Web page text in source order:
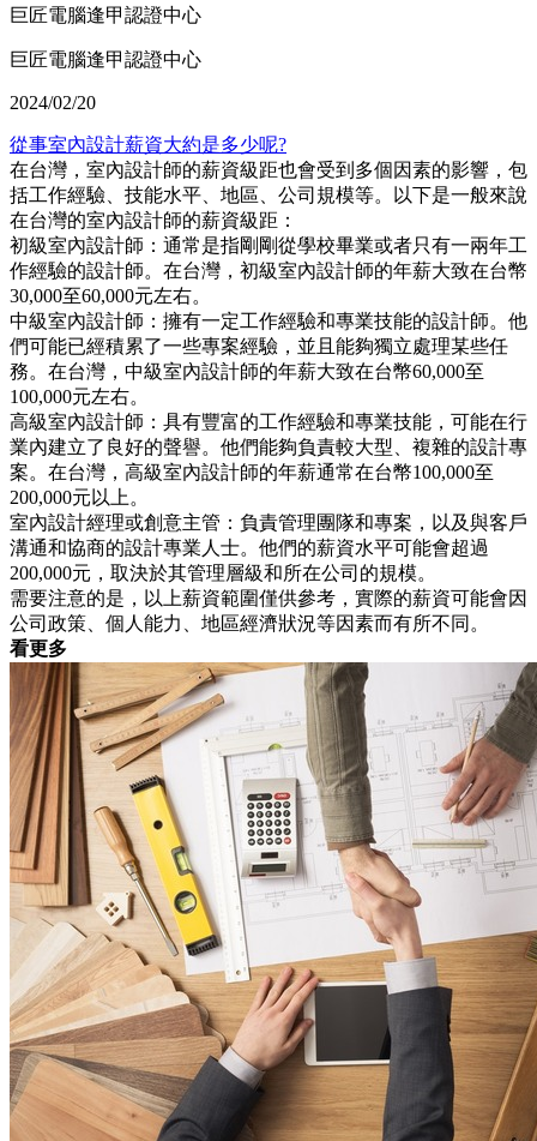
巨匠電腦逢甲認證中心
巨匠電腦逢甲認證中心
2024/02/20
從事室內設計薪資大約是多少呢?
在台灣，室內設計師的薪資級距也會受到多個因素的影響，包
括工作經驗、技能水平、地區、公司規模等。以下是一般來說
在台灣的室內設計師的薪資級距：
初級室內設計師：通常是指剛剛從學校畢業或者只有一兩年工
作經驗的設計師。在台灣，初級室內設計師的年薪大致在台幣
30,000至60,000元左右。
中級室內設計師：擁有一定工作經驗和專業技能的設計師。他
們可能已經積累了一些專案經驗，並且能夠獨立處理某些任
務。在台灣，中級室內設計師的年薪大致在台幣60,000至
100,000元左右。
高級室內設計師：具有豐富的工作經驗和專業技能，可能在行
業內建立了良好的聲譽。他們能夠負責較大型、複雜的設計專
案。在台灣，高級室內設計師的年薪通常在台幣100,000至
200,000元以上。
室內設計經理或創意主管：負責管理團隊和專案，以及與客戶
溝通和協商的設計專業人士。他們的薪資水平可能會超過
200,000元，取決於其管理層級和所在公司的規模。
需要注意的是，以上薪資範圍僅供參考，實際的薪資可能會因
公司政策、個人能力、地區經濟狀況等因素而有所不同。
看更多